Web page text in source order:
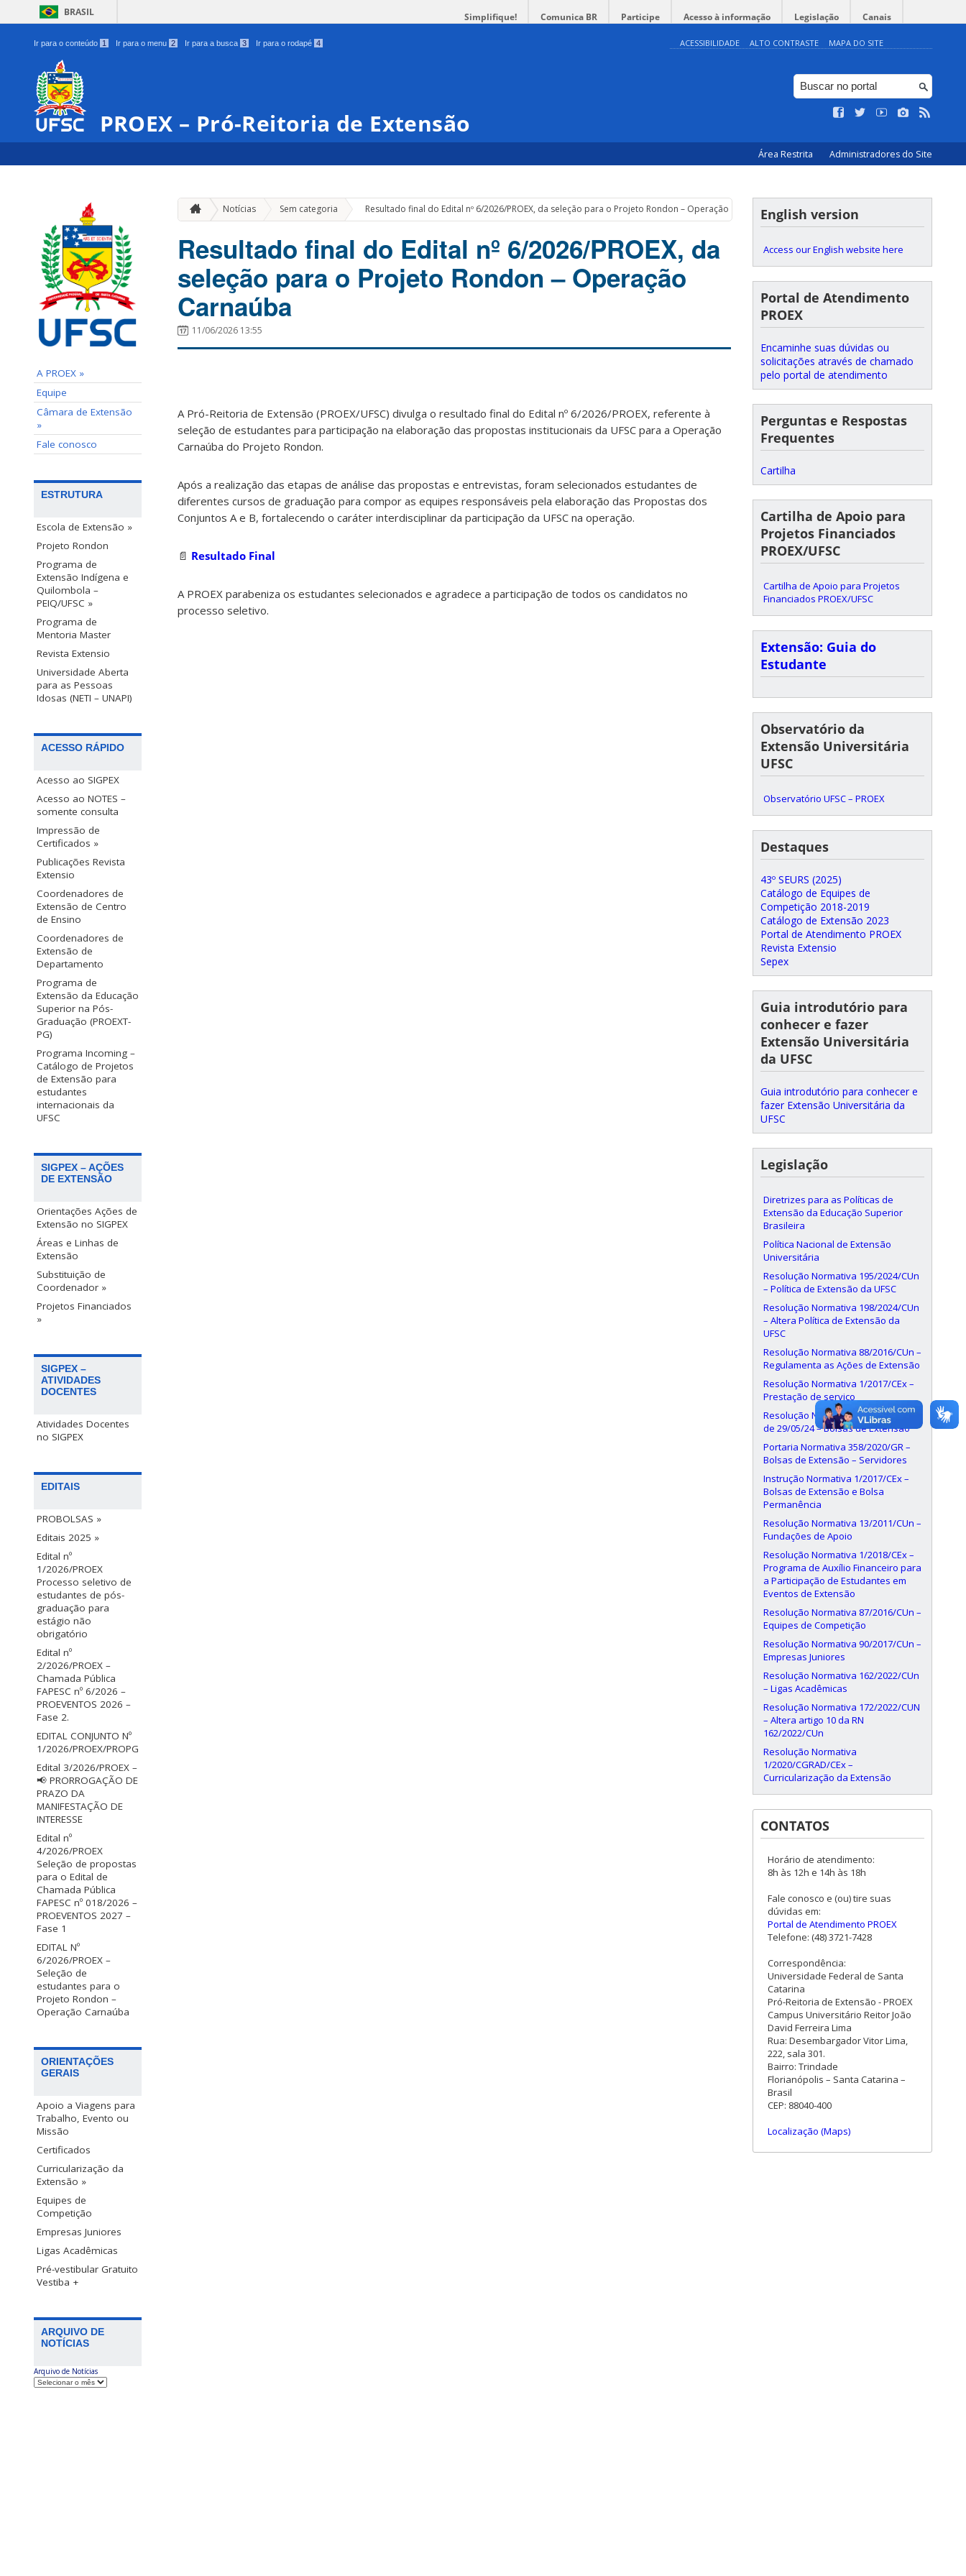
BRASIL Simplifique! Comunica BR Participe Acesso à informação Legislação Canais
Ir para o conteúdo 1 Ir para o menu 2 Ir para a busca 3 Ir para o rodapé 4 ACESSIBILIDADE ALTO CONTRASTE MAPA DO SITE
PROEX – Pró-Reitoria de Extensão
Área Restrita Administradores do Site
A PROEX »
Equipe
Câmara de Extensão
»
Fale conosco
ESTRUTURA
Escola de Extensão »
Projeto Rondon
Programa de
Extensão Indígena e
Quilombola –
PEIQ/UFSC »
Programa de
Mentoria Master
Revista Extensio
Universidade Aberta
para as Pessoas
Idosas (NETI – UNAPI)
ACESSO RÁPIDO
Acesso ao SIGPEX
Acesso ao NOTES –
somente consulta
Impressão de
Certificados »
Publicações Revista
Extensio
Coordenadores de
Extensão de Centro
de Ensino
Coordenadores de
Extensão de
Departamento
Programa de
Extensão da Educação
Superior na Pós-
Graduação (PROEXT-
PG)
Programa Incoming –
Catálogo de Projetos
de Extensão para
estudantes
internacionais da
UFSC
SIGPEX – AÇÕES
DE EXTENSÃO
Orientações Ações de
Extensão no SIGPEX
Áreas e Linhas de
Extensão
Substituição de
Coordenador »
Projetos Financiados
»
SIGPEX –
ATIVIDADES
DOCENTES
Atividades Docentes
no SIGPEX
EDITAIS
PROBOLSAS »
Editais 2025 »
Edital nº
1/2026/PROEX
Processo seletivo de
estudantes de pós-
graduação para
estágio não
obrigatório
Edital nº
2/2026/PROEX –
Chamada Pública
FAPESC nº 6/2026 –
PROEVENTOS 2026 –
Fase 2.
EDITAL CONJUNTO Nº
1/2026/PROEX/PROPG
Edital 3/2026/PROEX –
📢 PRORROGAÇÃO DE
PRAZO DA
MANIFESTAÇÃO DE
INTERESSE
Edital nº
4/2026/PROEX
Seleção de propostas
para o Edital de
Chamada Pública
FAPESC nº 018/2026 –
PROEVENTOS 2027 –
Fase 1
EDITAL Nº
6/2026/PROEX –
Seleção de
estudantes para o
Projeto Rondon –
Operação Carnaúba
ORIENTAÇÕES
GERAIS
Apoio a Viagens para
Trabalho, Evento ou
Missão
Certificados
Curricularização da
Extensão »
Equipes de
Competição
Empresas Juniores
Ligas Acadêmicas
Pré-vestibular Gratuito
Vestiba +
ARQUIVO DE
NOTÍCIAS
Arquivo de Notícias
Notícias Sem categoria » Resultado final do Edital nº 6/2026/PROEX, da seleção para o Projeto Rondon – Operação Carnaúba
Resultado final do Edital nº 6/2026/PROEX, da
seleção para o Projeto Rondon – Operação
Carnaúba
11/06/2026 13:55
A Pró-Reitoria de Extensão (PROEX/UFSC) divulga o resultado final do Edital nº 6/2026/PROEX, referente à
seleção de estudantes para participação na elaboração das propostas institucionais da UFSC para a Operação
Carnaúba do Projeto Rondon.
Após a realização das etapas de análise das propostas e entrevistas, foram selecionados estudantes de
diferentes cursos de graduação para compor as equipes responsáveis pela elaboração das Propostas dos
Conjuntos A e B, fortalecendo o caráter interdisciplinar da participação da UFSC na operação.
📄 Resultado Final
A PROEX parabeniza os estudantes selecionados e agradece a participação de todos os candidatos no
processo seletivo.
English version
Access our English website here
Portal de Atendimento
PROEX
Encaminhe suas dúvidas ou
solicitações através de chamado
pelo portal de atendimento
Perguntas e Respostas
Frequentes
Cartilha
Cartilha de Apoio para
Projetos Financiados
PROEX/UFSC
Cartilha de Apoio para Projetos
Financiados PROEX/UFSC
Extensão: Guia do
Estudante
Observatório da
Extensão Universitária
UFSC
Observatório UFSC – PROEX
Destaques
43º SEURS (2025)
Catálogo de Equipes de
Competição 2018-2019
Catálogo de Extensão 2023
Portal de Atendimento PROEX
Revista Extensio
Sepex
Guia introdutório para
conhecer e fazer
Extensão Universitária
da UFSC
Guia introdutório para conhecer e
fazer Extensão Universitária da
UFSC
Legislação
Diretrizes para as Políticas de
Extensão da Educação Superior
Brasileira
Política Nacional de Extensão
Universitária
Resolução Normativa 195/2024/CUn
– Política de Extensão da UFSC
Resolução Normativa 198/2024/CUn
– Altera Política de Extensão da
UFSC
Resolução Normativa 88/2016/CUn –
Regulamenta as Ações de Extensão
Resolução Normativa 1/2017/CEx –
Prestação de serviço
Resolução Normativa 190/2024/CUn,
de 29/05/24 – Bolsas de Extensão
Portaria Normativa 358/2020/GR –
Bolsas de Extensão – Servidores
Instrução Normativa 1/2017/CEx –
Bolsas de Extensão e Bolsa
Permanência
Resolução Normativa 13/2011/CUn –
Fundações de Apoio
Resolução Normativa 1/2018/CEx –
Programa de Auxílio Financeiro para
a Participação de Estudantes em
Eventos de Extensão
Resolução Normativa 87/2016/CUn –
Equipes de Competição
Resolução Normativa 90/2017/CUn –
Empresas Juniores
Resolução Normativa 162/2022/CUn
– Ligas Acadêmicas
Resolução Normativa 172/2022/CUN
– Altera artigo 10 da RN
162/2022/CUn
Resolução Normativa
1/2020/CGRAD/CEx –
Curricularização da Extensão
CONTATOS
Horário de atendimento:
8h às 12h e 14h às 18h
Fale conosco e (ou) tire suas
dúvidas em:
Portal de Atendimento PROEX
Telefone: (48) 3721-7428
Correspondência:
Universidade Federal de Santa
Catarina
Pró-Reitoria de Extensão - PROEX
Campus Universitário Reitor João
David Ferreira Lima
Rua: Desembargador Vitor Lima,
222, sala 301.
Bairro: Trindade
Florianópolis – Santa Catarina –
Brasil
CEP: 88040-400
Localização (Maps)